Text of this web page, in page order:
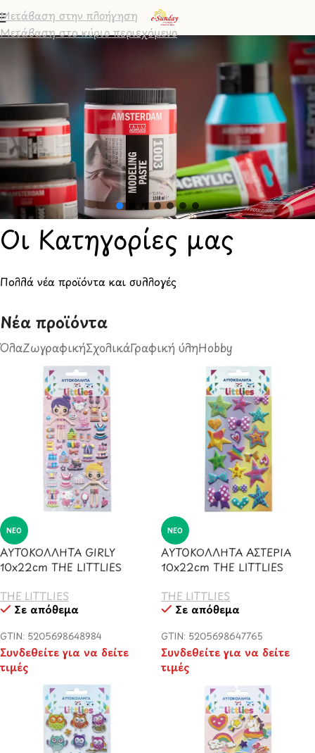
Μετάβαση στην πλοήγηση
Μετάβαση στο κύριο περιεχόμενο
Οι Κατηγορίες μας
Πολλά νέα προϊόντα και συλλογές
Νέα προϊόντα​
ΌλαΖωγραφικήΣχολικάΓραφική ύληHobby
ΝΈΟ
ΑΥΤΟΚΟΛΛΗΤΑ GIRLY
10x22cm THE LITTLIES
THE LITTLIES
Σε απόθεμα
GTIN: 5205698648984
Συνδεθείτε για να δείτε
τιμές
ΝΈΟ
ΑΥΤΟΚΟΛΛΗΤΑ ΑΣΤΕΡΙΑ
10x22cm THE LITTLIES
THE LITTLIES
Σε απόθεμα
GTIN: 5205698647765
Συνδεθείτε για να δείτε
τιμές